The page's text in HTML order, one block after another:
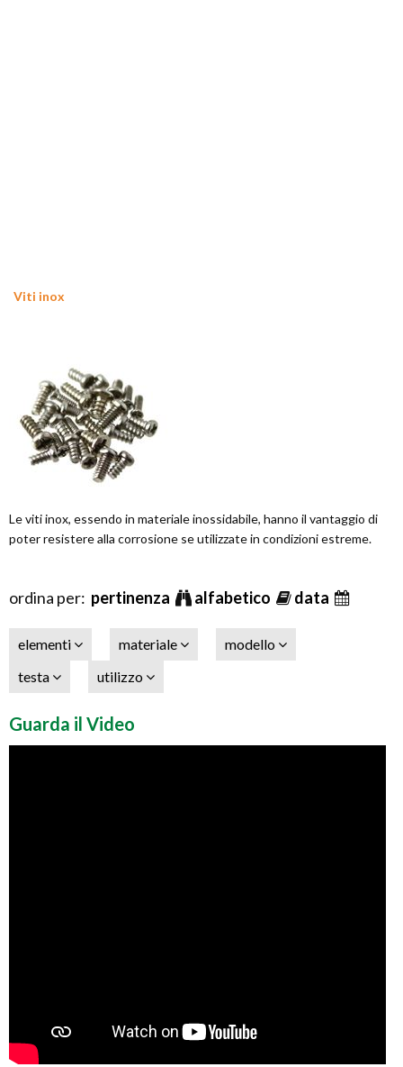
Viti inox
Le viti inox, essendo in materiale inossidabile, hanno il vantaggio di
poter resistere alla corrosione se utilizzate in condizioni estreme.
ordina per: pertinenza alfabetico data
elementi materiale
modello
testa
utilizzo
Guarda il Video